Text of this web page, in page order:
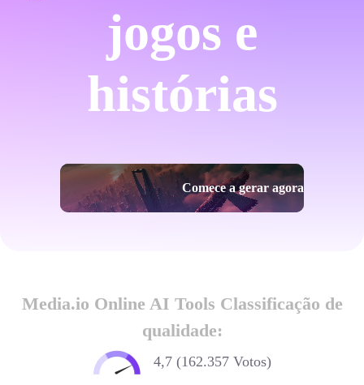
jogos e
histórias
Comece a gerar agora
Media.io Online AI Tools Classificação de
qualidade:
4,7 (162.357 Votos)